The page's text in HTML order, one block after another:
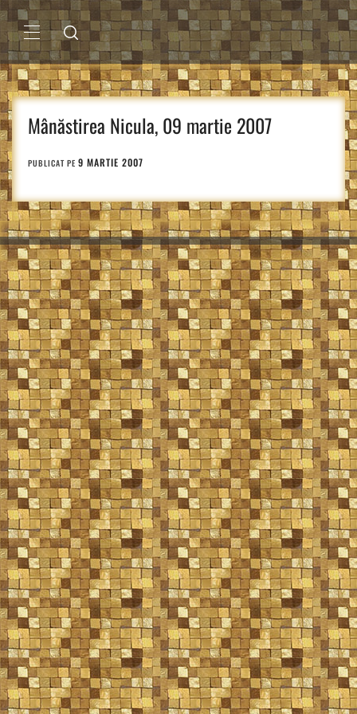
Sari
la
conținutMENIU
PRINCIPAL
Mânăstirea Nicula, 09 martie 2007
PUBLICAT PE 9 MARTIE 2007